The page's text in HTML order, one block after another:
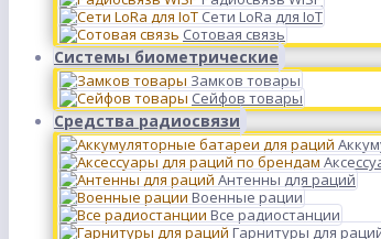
Сети LoRa для IoT
Сотовая связь
Системы биометрические
Замков товары
Сейфов товары
Средства радиосвязи
Антенны для раций
Военные рации
Все радиостанции
Гарнитуры для